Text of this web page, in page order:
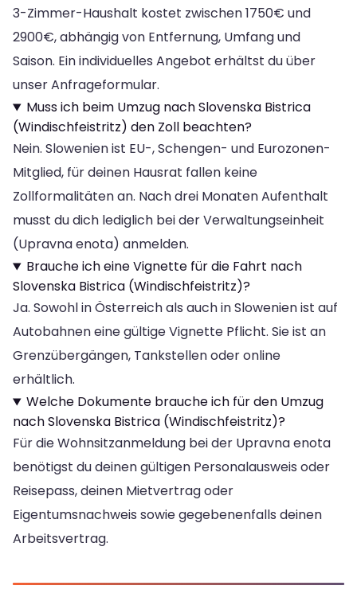
3-Zimmer-Haushalt kostet zwischen 1750€ und
2900€, abhängig von Entfernung, Umfang und
Saison. Ein individuelles Angebot erhältst du über
unser Anfrageformular.
Muss ich beim Umzug nach Slovenska Bistrica
(Windischfeistritz) den Zoll beachten?
Nein. Slowenien ist EU-, Schengen- und Eurozonen-
Mitglied, für deinen Hausrat fallen keine
Zollformalitäten an. Nach drei Monaten Aufenthalt
musst du dich lediglich bei der Verwaltungseinheit
(Upravna enota) anmelden.
Brauche ich eine Vignette für die Fahrt nach
Slovenska Bistrica (Windischfeistritz)?
Ja. Sowohl in Österreich als auch in Slowenien ist auf
Autobahnen eine gültige Vignette Pflicht. Sie ist an
Grenzübergängen, Tankstellen oder online
erhältlich.
Welche Dokumente brauche ich für den Umzug
nach Slovenska Bistrica (Windischfeistritz)?
Für die Wohnsitzanmeldung bei der Upravna enota
benötigst du deinen gültigen Personalausweis oder
Reisepass, deinen Mietvertrag oder
Eigentumsnachweis sowie gegebenenfalls deinen
Arbeitsvertrag.